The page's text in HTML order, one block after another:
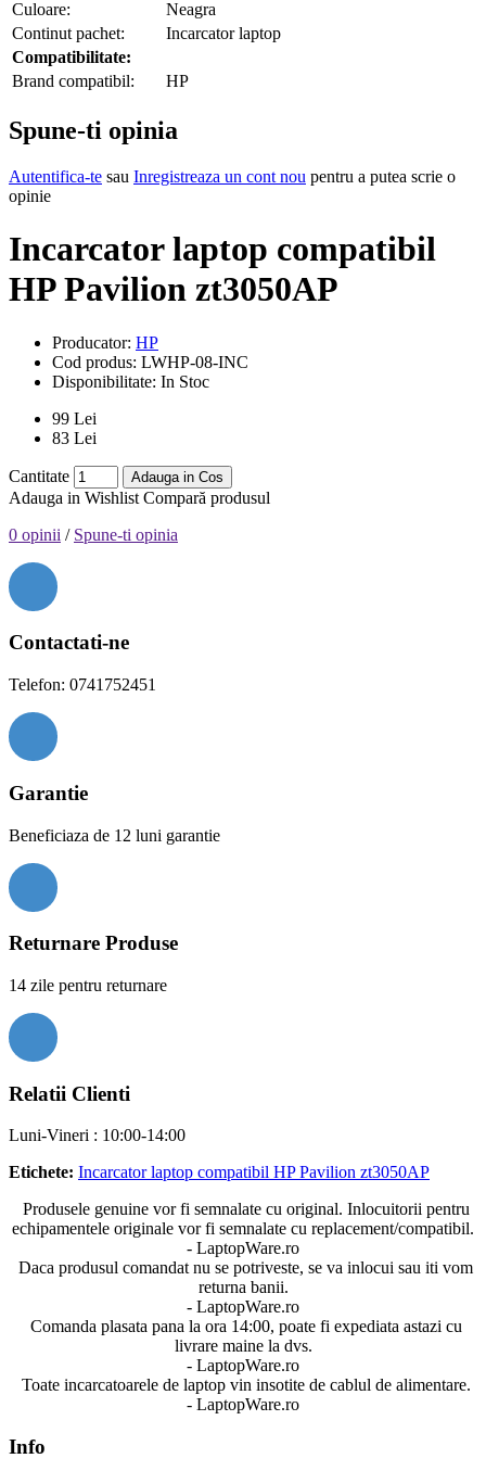
Culoare:
Neagra
Continut pachet:
Incarcator laptop
Compatibilitate:
Brand compatibil:
HP
Spune-ti opinia
Autentifica-te sau Inregistreaza un cont nou pentru a putea scrie o
opinie
Incarcator laptop compatibil
HP Pavilion zt3050AP
Producator: HP
Cod produs: LWHP-08-INC
Disponibilitate: In Stoc
99 Lei
83 Lei
Cantitate Adauga in Cos
Adauga in Wishlist Compară produsul
0 opinii / Spune-ti opinia
Contactati-ne
Telefon: 0741752451
Garantie
Beneficiaza de 12 luni garantie
Returnare Produse
14 zile pentru returnare
Relatii Clienti
Luni-Vineri : 10:00-14:00
Etichete: Incarcator laptop compatibil HP Pavilion zt3050AP
Produsele genuine vor fi semnalate cu original. Inlocuitorii pentru
echipamentele originale vor fi semnalate cu replacement/compatibil.
- LaptopWare.ro
Daca produsul comandat nu se potriveste, se va inlocui sau iti vom
returna banii.
- LaptopWare.ro
Comanda plasata pana la ora 14:00, poate fi expediata astazi cu
livrare maine la dvs.
- LaptopWare.ro
Toate incarcatoarele de laptop vin insotite de cablul de alimentare.
- LaptopWare.ro
Info